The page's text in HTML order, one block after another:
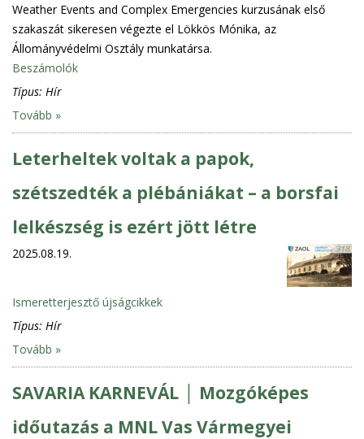
Weather Events and Complex Emergencies kurzusának első
szakaszát sikeresen végezte el Lökkös Mónika, az
Állományvédelmi Osztály munkatársa.
Beszámolók
Típus: Hír
Tovább »
Leterheltek voltak a papok,
szétszedték a plébániákat – a borsfai
lelkészség is ezért jött létre
2025.08.19.
Ismeretterjesztő újságcikkek
Típus: Hír
Tovább »
SAVARIA KARNEVÁL │ Mozgóképes
időutazás a MNL Vas Vármegyei